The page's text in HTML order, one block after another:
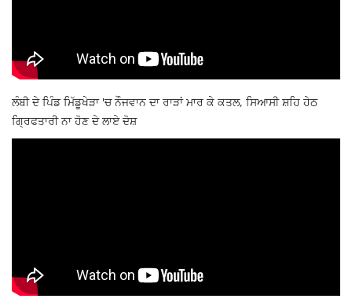
ਲੰਬੀ ਦੇ ਪਿੰਡ ਮਿੱਡੂਖੇੜਾ 'ਚ ਨੌਜਵਾਨ ਦਾ ਰਾੜਾਂ ਮਾਰ ਕੇ ਕਤਲ, ਸਿਆਸੀ ਸ਼ਹਿ ਹੇਠ
ਗ੍ਰਿਫਤਾਰੀ ਨਾ ਹੋਣ ਦੇ ਲਾਏ ਦੋਸ਼